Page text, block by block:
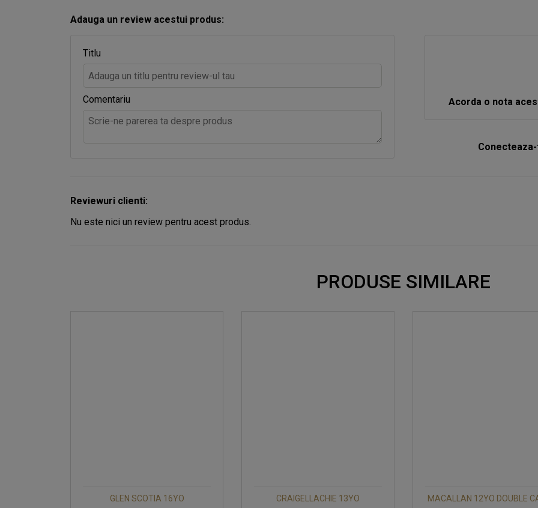
Adauga un review acestui produs:
Titlu
Comentariu Acorda o nota
Reviewuri clienti:
Nu este nici un review pentru acest produs.
PRODUSE SIMILARE
GLEN SCOTIA 16YO CRAIGELLACHIE 13YO MACALLAN 12YO DOUBLE